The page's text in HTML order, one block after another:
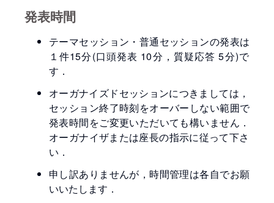
発表時間
テーマセッション・普通セッションの発表は
１件15分(口頭発表 10分，質疑応答 5分)で
す．
オーガナイズドセッションにつきましては，
セッション終了時刻をオーバーしない範囲で
発表時間をご変更いただいても構いません．
オーガナイザまたは座長の指示に従って下さ
い．
申し訳ありませんが，時間管理は各自でお願
いいたします．